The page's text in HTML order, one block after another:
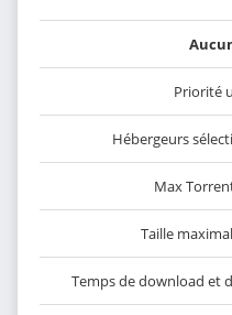
Priorité
Hébergeurs
Max
Taille
Temps de download et